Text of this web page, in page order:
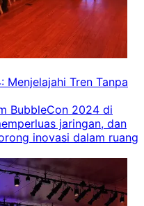
Tren Tanpa
BubbleCon 2024 di
jaringan, dan
inovasi dalam ruang